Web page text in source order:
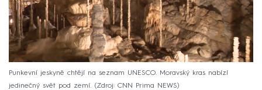
Punkevní jeskyně chtějí na seznam UNESCO. Moravský kras nabízí
jedinečný svět pod zemí.
Zdroj: CNN Prima NEWS